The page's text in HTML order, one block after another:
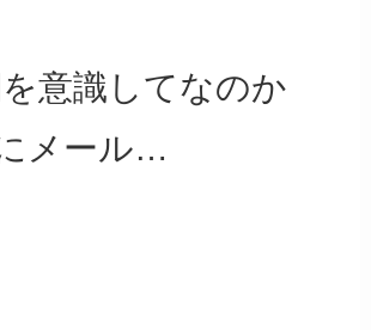
意識してなのか
メール…